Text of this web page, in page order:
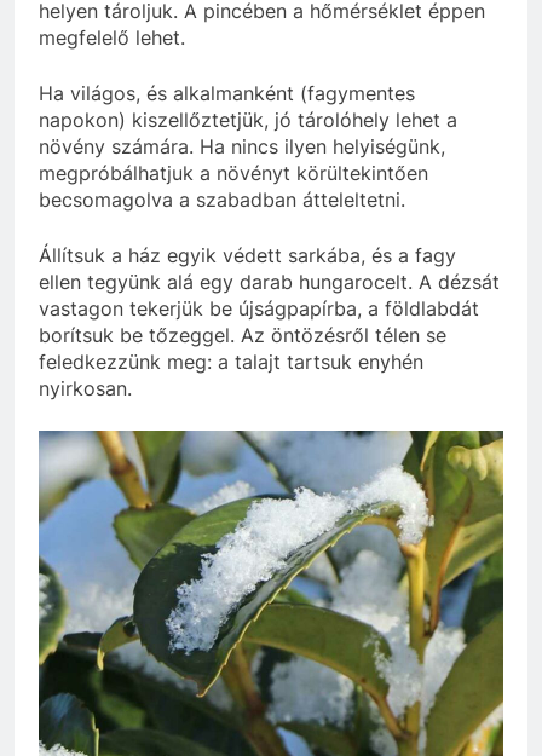
helyen tároljuk. A pincében a hőmérséklet éppen
megfelelő lehet.
Ha világos, és alkalmanként (fagymentes
napokon) kiszellőztetjük, jó tárolóhely lehet a
növény számára. Ha nincs ilyen helyiségünk,
megpróbálhatjuk a növényt körültekintően
becsomagolva a szabadban átteleltetni.
Állítsuk a ház egyik védett sarkába, és a fagy
ellen tegyünk alá egy darab hungarocelt. A dézsát
vastagon tekerjük be újságpapírba, a földlabdát
borítsuk be tőzeggel. Az öntözésről télen se
feledkezzünk meg: a talajt tartsuk enyhén
nyirkosan.